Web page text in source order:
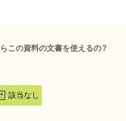
この資料の文書を使えるの？
該当なし